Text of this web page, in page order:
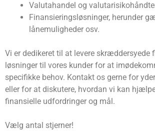
Valutahandel og
Finansieringsløsninger, herunder
lånemuligheder osv.
Vi er dedikeret til at levere skræddersyede
løsninger til vores kunder for at
specifikke behov. Kontakt os gerne for
eller for at diskutere, hvordan vi kan
finansielle udfordringer og mål.
Vælg antal stjerner!